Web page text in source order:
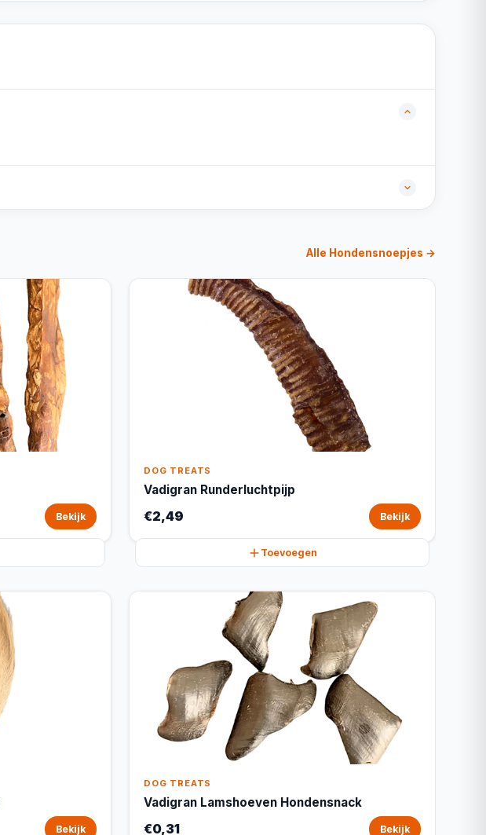
Alle Hondensnoepjes →
Bekijk
DOG TREATS
Vadigran Runderluchtpijp
€2,49 Bekijk
Toevoegen
Bekijk
DOG TREATS
Vadigran Lamshoeven Hondensnack
€0,31 Bekijk